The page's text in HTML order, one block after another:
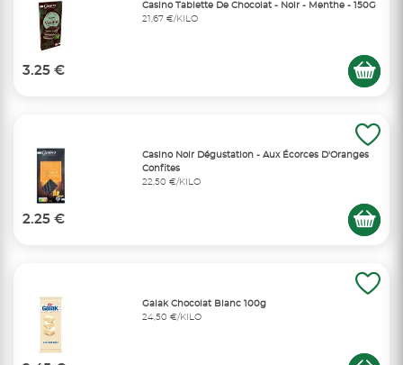
Casino Tablette De Chocolat - Noir - Menthe - 150G
21,67 €/KILO
3.25 €
Casino Noir Dégustation - Aux Écorces D'Oranges
Confites
22,50 €/KILO
2.25 €
Galak Chocolat Blanc 100g
24,50 €/KILO